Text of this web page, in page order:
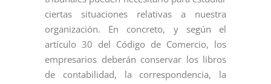
ciertas situaciones relativas a nuestra
organización. En concreto, y según el
artículo 30 del Código de Comercio, los
empresarios deberán conservar los libros
de contabilidad, la correspondencia, la